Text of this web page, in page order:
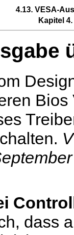
4.13. VESA-
Kapitel
dass